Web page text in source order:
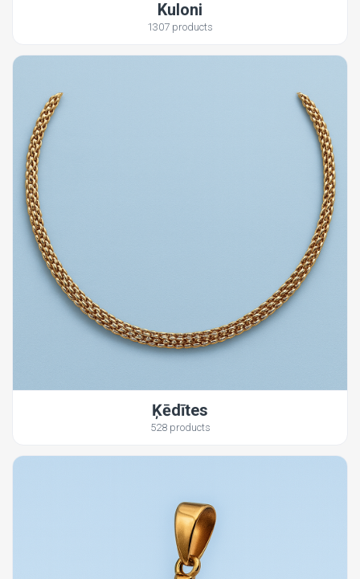
Kuloni
1307 products
Ķēdītes
528 products